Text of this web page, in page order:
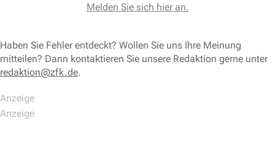
Melden Sie sich hier an.
Haben Sie Fehler entdeckt? Wollen Sie uns Ihre Meinung
mitteilen? Dann kontaktieren Sie unsere Redaktion gerne unter
redaktion@zfk.de.